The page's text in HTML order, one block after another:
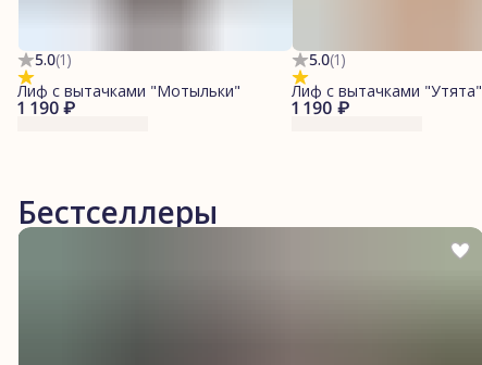
5.0(1)
1 190 ₽
Лиф с вытачками "Мотыльки"
5.0(1)
1 190 ₽
Лиф с вытачками "Утята"
Бестселлеры